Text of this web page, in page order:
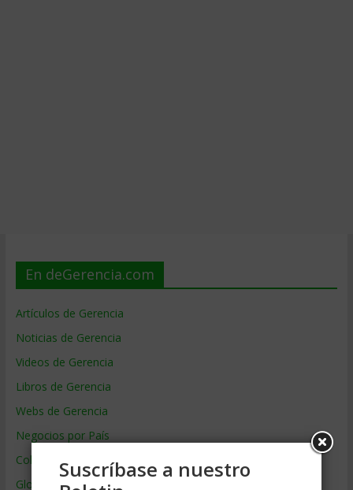
En deGerencia.com
Artículos de Gerencia
Noticias de Gerencia
Videos de Gerencia
Libros de Gerencia
Webs de Gerencia
Negocios por País
Colaboradores de Gerencia
Glosario
Suscríbase a nuestro